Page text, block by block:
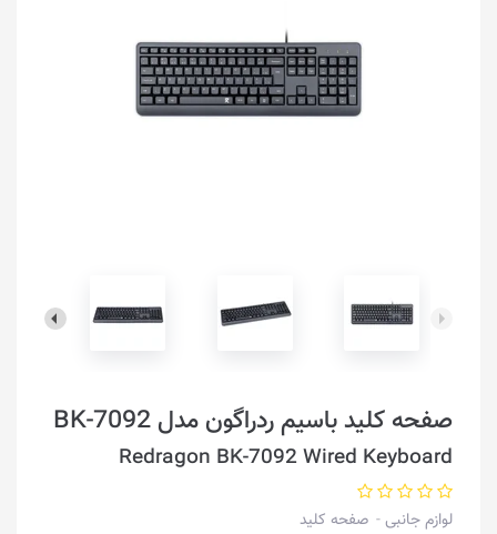
صفحه کلید باسیم ردراگون مدل BK-7092
Redragon BK-7092 Wired Keyboard
لوازم جانبی صفحه کلید